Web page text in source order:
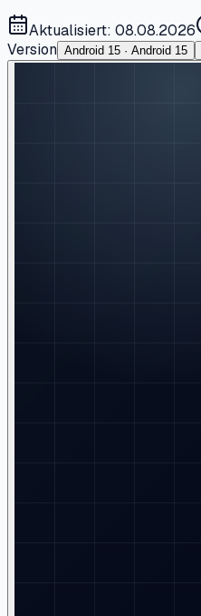
Aktualisiert: 08.08.2026
Version Android 15 · Android 15